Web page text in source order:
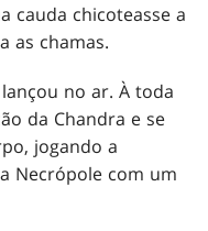
cauda chicoteasse a
as chamas.
no ar. À toda
da Chandra e se
jogando a
Necrópole com um